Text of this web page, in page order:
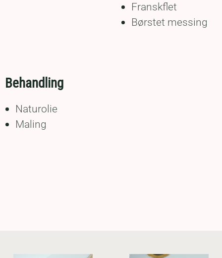
Franskflet
Børstet messing
Behandling
Naturolie
Maling